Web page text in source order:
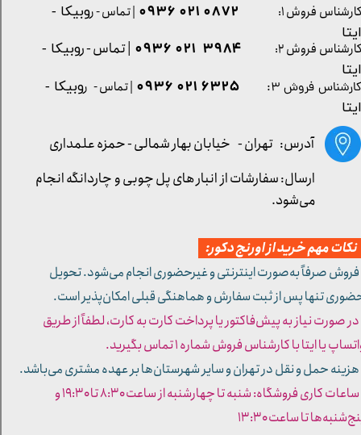
کارشناس فروش ۳: ۶۳۲۵ ۰۲۱ ۰۹۳۶ | تماس - روبیکا -
ایتا
آدرس: تهران - خیابان بهار شمالی - حمزه علمداری
مهم خرید از اورنج دکور:
صرفاً به‌صورت اینترنتی و غیرحضوری انجام می‌شود. تحویل
تنها پس از ثبت سفارش و هماهنگی قبلی امکان‌پذیر است.
صورت نیاز به پیش‌فاکتور یا پرداخت کارت به کارت، لطفاً از طریق
یا ایتا با کارشناس فروش شماره ۱ تماس بگیرید.
حمل و نقل در تهران و سایر شهرستان‌ها بر عهده مشتری می‌باشد.
- ساعات کاری فروشگاه: شنبه تا چهارشنبه از ساعت ۸:۳۰ تا ۱۹:۳۰ و
تا ساعت ۱۳:۳۰​​​​​​​
کارشناس فروش ۱: 0872 021 0936 | تماس - روبیکا -
ایتا
کارشناس فروش ۲:
۳۹۸۴ ۰۲۱ ۰۹۳۶ | تماس - روبیکا -
ایتا
ارسال: سفارشات از انبار های پل چوبی و چاردانگه انجام
می‌شود.